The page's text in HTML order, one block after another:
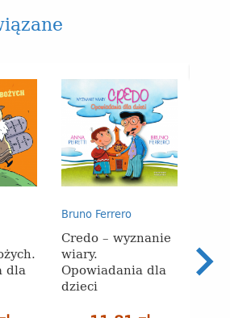
dla
Bruno Ferrero
Credo – wyznanie
wiary.
Opowiadania dla
dzieci